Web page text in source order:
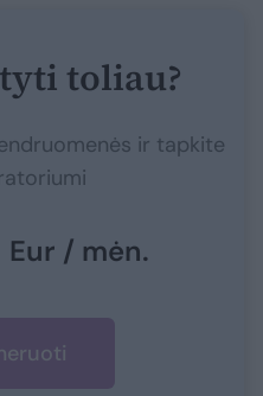
toliau?
ir tapkite
Eur / mėn.